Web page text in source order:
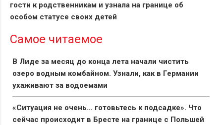
гости к родственникам и узнала на границе об
особом статусе своих детей
Самое читаемое
В Лиде за месяц до конца лета начали чистить
озеро водным комбайном. Узнали, как в Германии
ухаживают за водоемами
«Ситуация не очень… готовьтесь к подсадке». Что
сейчас происходит в Бресте на границе с Польшей